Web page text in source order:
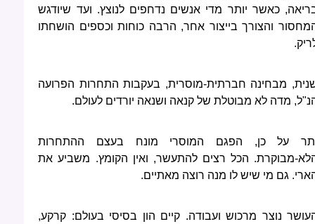
כאשר יותר מדי אנשים נדחפים לנוצץ. ועד שיודגש
והצורך בייצור אחר, הרבה כוחות וכספים הושחתו
מבחינה חברתית-מוסרית, בעקבות התחרות הפרועה
מדה לא מבוטלת של קנאה ושנאה יורדים לעולם.
על כן, הפגם המוסרי מונח בעצם ההתחרות
מבוקרת. הכל רצים להתעשר, ואין הקומץ. משביע את
גם מי שיש לו מנה רוצה מאתיים.
נוצר מרכוש ועבודה. קיים הון בסיסי בעולם: קרקע,